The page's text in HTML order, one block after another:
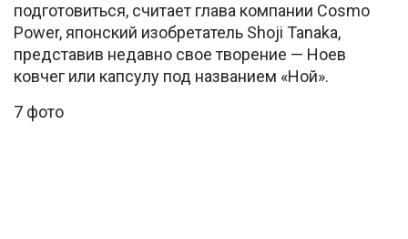
подготовиться, считает глава компании Cosmo
Power, японский изобретатель Shoji Tanaka,
представив недавно свое творение — Ноев
ковчег или капсулу под названием «Ной».
7 фото